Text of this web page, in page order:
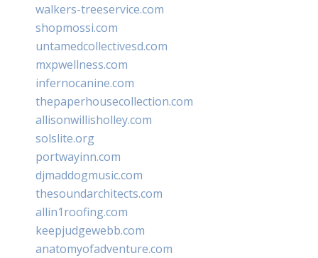
walkers-treeservice.com
shopmossi.com
untamedcollectivesd.com
mxpwellness.com
infernocanine.com
thepaperhousecollection.com
allisonwillisholley.com
solslite.org
portwayinn.com
djmaddogmusic.com
thesoundarchitects.com
allin1roofing.com
keepjudgewebb.com
anatomyofadventure.com